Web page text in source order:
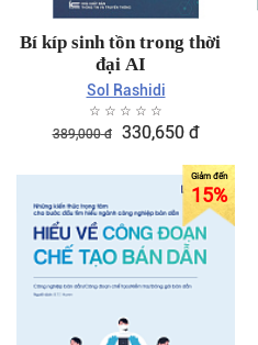
Bí kíp sinh tồn trong thời
đại AI
Sol Rashidi
☆ ☆ ☆ ☆ ☆
389,000đ 330,650đ
15%